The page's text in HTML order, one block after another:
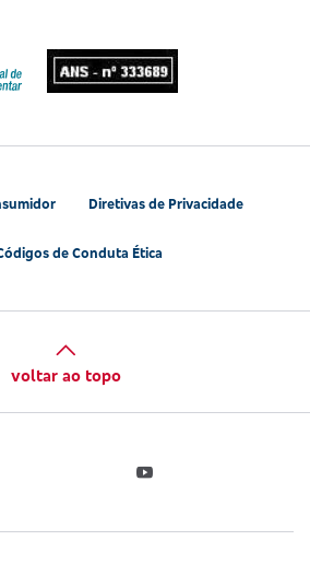
Diretivas de Privacidade
de Conduta Ética
voltar ao topo